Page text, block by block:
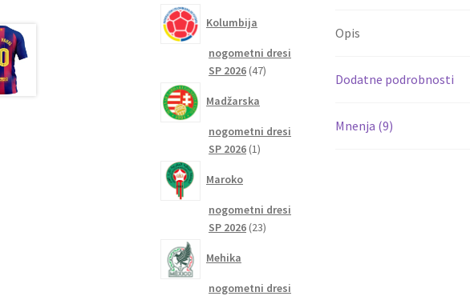
Opis
Dodatne podrobnosti
Mnenja (9)
Kolumbija
nogometni dresi
SP 2026 4747
Madžarska
nogometni dresi
SP 2026 11
Maroko
nogometni dresi
SP 2026 2323
Mehika
nogometni dresi